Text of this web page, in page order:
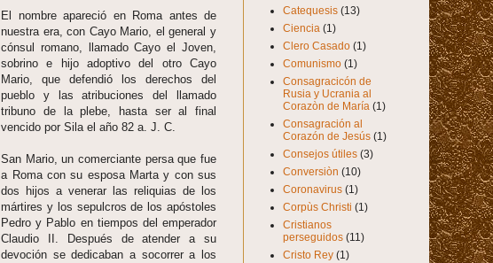
El nombre apareció en Roma antes de
nuestra era, con Cayo Mario, el general y
cónsul romano, llamado Cayo el Joven,
sobrino e hijo adoptivo del otro Cayo
Mario, que defendió los derechos del
pueblo y las atribuciones del llamado
tribuno de la plebe, hasta ser al final
vencido por Sila el año 82 a. J. C.
San Mario, un comerciante persa que fue
a Roma con su esposa Marta y con sus
dos hijos a venerar las reliquias de los
mártires y los sepulcros de los apóstoles
Pedro y Pablo en tiempos del emperador
Claudio II. Después de atender a su
devoción se dedicaban a socorrer a los
Catequesis (13)
Ciencia (1)
Clero Casado (1)
Comunismo (1)
Consagracicón de
Rusia y Ucrania al
Corazòn de María (1)
Consagración al
Corazón de Jesús (1)
Consejos útiles (3)
Conversiòn (10)
Coronavirus (1)
Corpùs Christi (1)
Cristianos
perseguidos (11)
Cristo Rey (1)